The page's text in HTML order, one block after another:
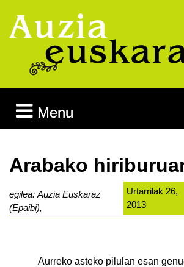
Menu
Arabako
egilea: Auzia Euskaraz
(Epaibi),
Urtarrilak 26,
2013
Aurreko asteko pilulan esan